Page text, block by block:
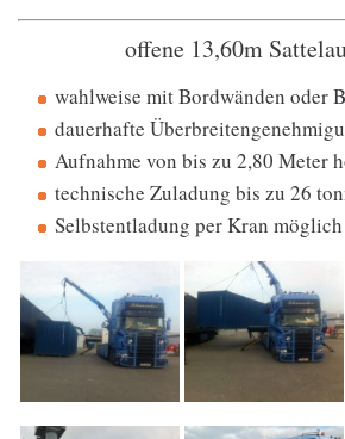
offene 13,60m
wahlweise mit Bordwänden oder
dauerhafte
Aufnahme von bis zu 2,80 Meter
technische Zuladung bis zu 26
Selbstentladung per Kran möglich